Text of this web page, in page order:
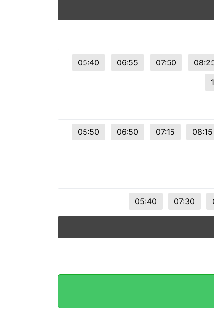
05:40 06:55 07:50
05:50 06:50 07:15 08:15
05:40 07:30